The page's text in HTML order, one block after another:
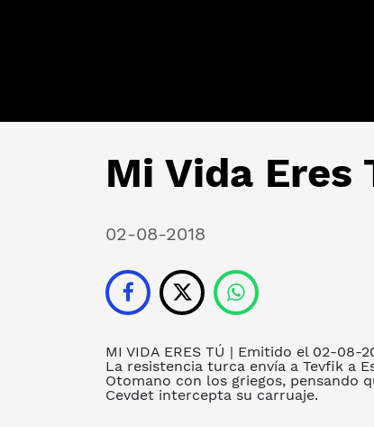
Mi Vida Eres
02-08-2018
MI VIDA ERES TÚ | Emitido el 02-08-
La resistencia turca envía a Tevfik a
Otomano con los griegos, pensando
Cevdet intercepta su carruaje.